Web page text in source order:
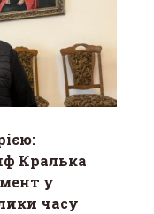
Кралька
у
часу